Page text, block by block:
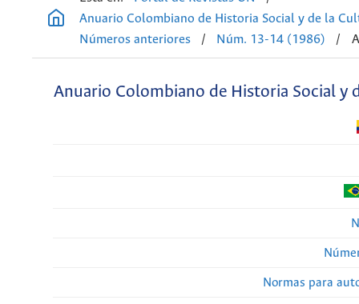
Anuario Colombiano de Historia Social y de la
Números anteriores
/ Núm. 13-14 (1986) /
Anuario Colombiano de Historia Social y
Normas para